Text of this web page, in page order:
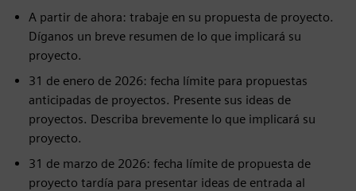
A partir de ahora: trabaje en su propuesta de proyecto.
Díganos un breve resumen de lo que implicará su
proyecto.
31 de enero de 2026: fecha límite para propuestas
anticipadas de proyectos. Presente sus ideas de
proyectos. Describa brevemente lo que implicará su
proyecto.
31 de marzo de 2026: fecha límite de propuesta de
proyecto tardía para presentar ideas de entrada al